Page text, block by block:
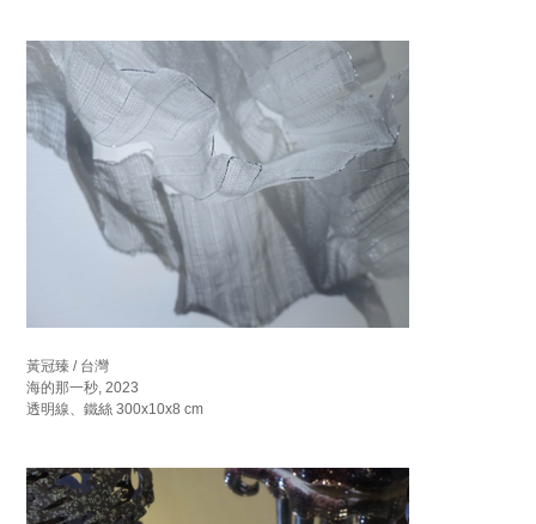
黃冠臻 / 台灣
海的那一秒, 2023
透明線、鐵絲 300x10x8 cm